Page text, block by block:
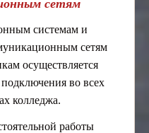
сетям
системам и
сетям
осуществляется
во всех
колледжа.
работы